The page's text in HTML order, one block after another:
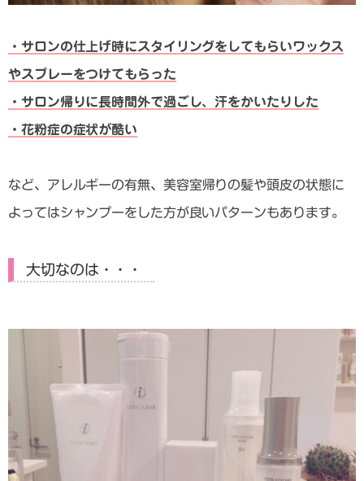
・サロンの仕上げ時にスタイリングをしてもらいワックス
やスプレーをつけてもらった
・サロン帰りに長時間外で過ごし、汗をかいたりした
・花粉症の症状が酷い
など、 アレルギーの有無、美容室帰りの髪や頭皮の状態に
よってはシャンプーをした方が良いパターンもあります。
大切なのは・・・